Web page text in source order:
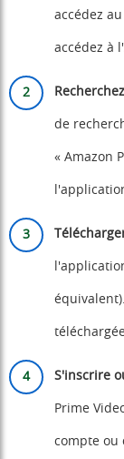
accédez
accédez à
de
« Amazon
S'inscrire
Prime
compte ou